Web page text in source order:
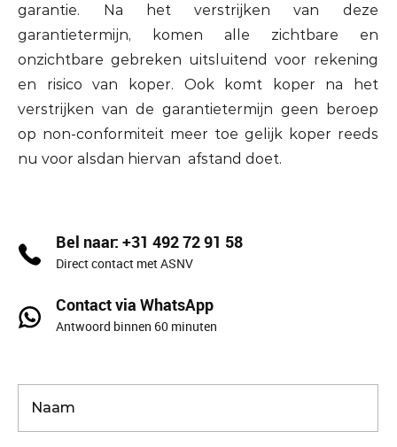
garantie. Na het verstrijken van deze
garantietermijn, komen alle zichtbare en
onzichtbare gebreken uitsluitend voor rekening
en risico van koper. Ook komt koper na het
verstrijken van de garantietermijn geen beroep
op non-conformiteit meer toe gelijk koper reeds
nu voor alsdan hiervan afstand doet.
Bel naar: +31 492 72 91 58
Direct contact met ASNV
Contact via WhatsApp
Antwoord binnen 60 minuten